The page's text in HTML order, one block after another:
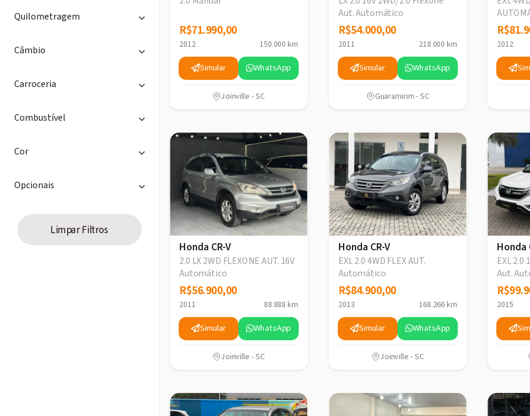
Quilometragem
Câmbio
Carroceria
Combustível
Cor
Opcionais
Limpar Filtros
R$71.990,00
R$71.990,00
2012 150.000 km
Simular WhatsApp
Joinville - SC
Aut. Automático
R$54.000,00
R$54.000,00
2011 218.000 km
Simular WhatsApp
Guaramirim - SC
2012
Honda CR-V
2.0 LX 2WD FLEXONE AUT. 16V
Automático
R$56.900,00
R$56.900,00
2011 88.888 km
Simular WhatsApp
Joinville - SC
Honda CR-V
EXL 2.0 4WD FLEX AUT.
Automático
R$84.900,00
R$84.900,00
2013 168.266 km
Simular WhatsApp
Joinville - SC
Honda
EXL 2.0
Aut.
2015